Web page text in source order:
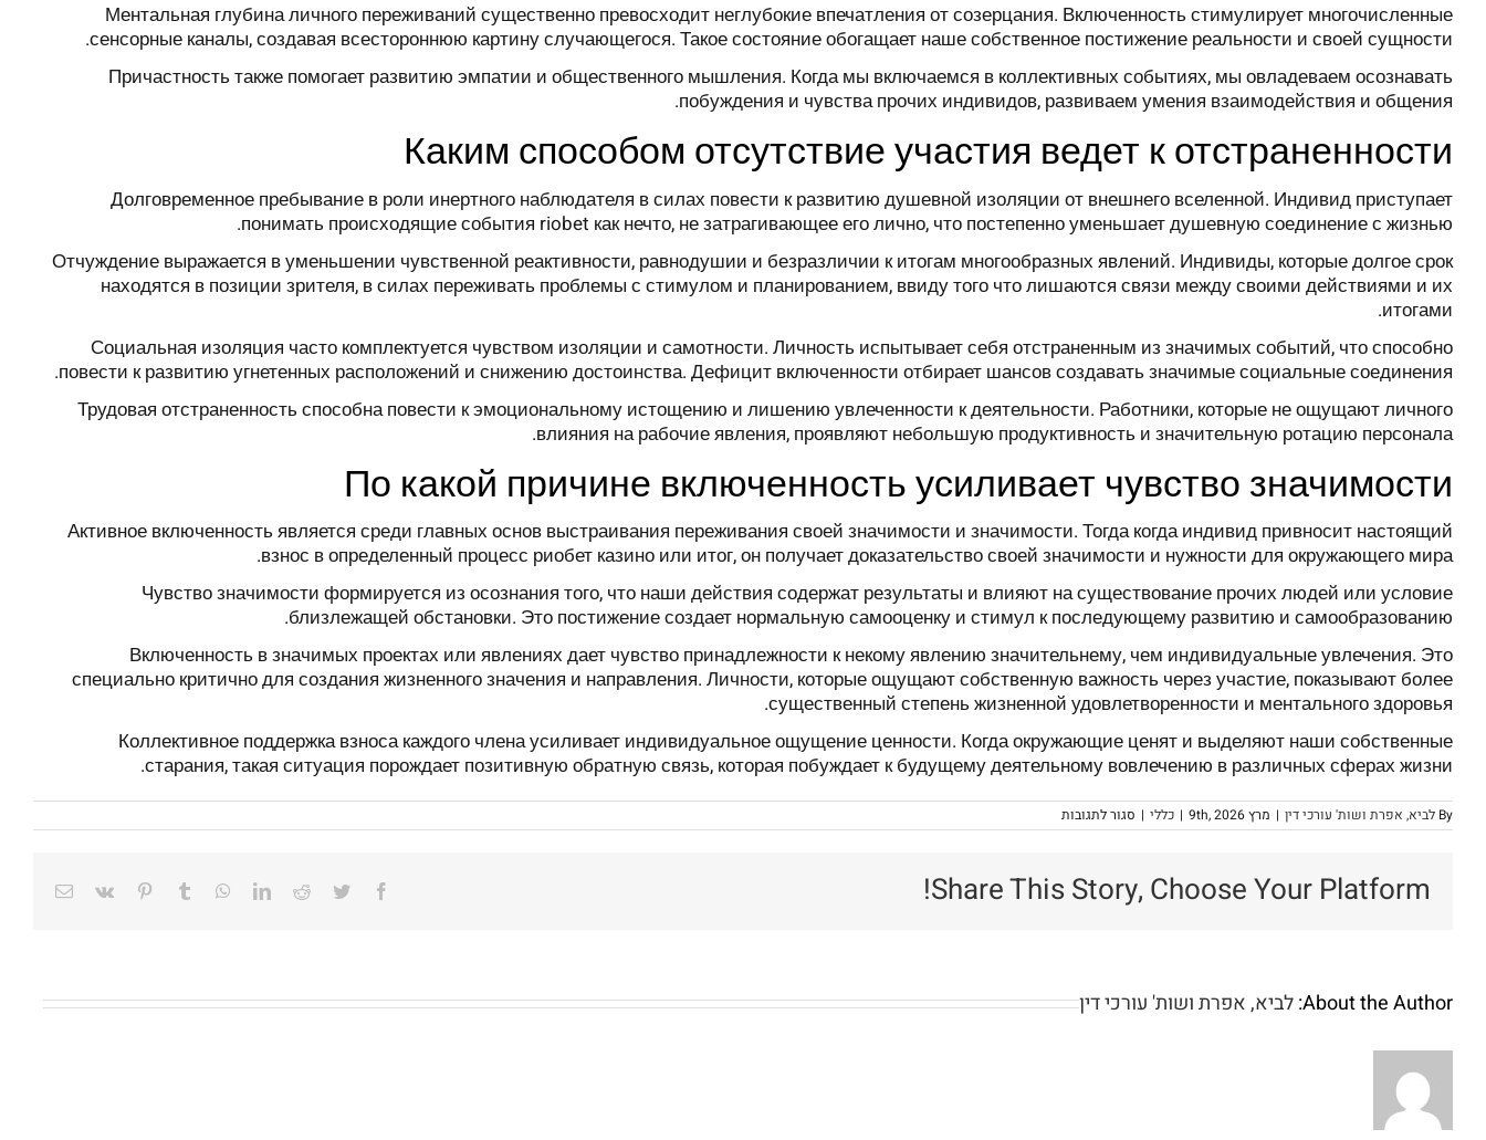
Ментальная глубина личного переживаний существенно превосходит неглубокие впечатления от созерцания. Включенность стимулирует многочисленные
сенсорные каналы, создавая всестороннюю картину случающегося. Такое состояние обогащает наше собственное постижение реальности и своей сущности.
Причастность также помогает развитию эмпатии и общественного мышления. Когда мы включаемся в коллективных событиях, мы овладеваем осознавать
побуждения и чувства прочих индивидов, развиваем умения взаимодействия и общения.
Каким способом отсутствие участия ведет к отстраненности
Долговременное пребывание в роли инертного наблюдателя в силах повести к развитию душевной изоляции от внешнего вселенной. Индивид приступает
понимать происходящие события riobet как нечто, не затрагивающее его лично, что постепенно уменьшает душевную соединение с жизнью.
Отчуждение выражается в уменьшении чувственной реактивности, равнодушии и безразличии к итогам многообразных явлений. Индивиды, которые долгое срок
находятся в позиции зрителя, в силах переживать проблемы с стимулом и планированием, ввиду того что лишаются связи между своими действиями и их
итогами.
Социальная изоляция часто комплектуется чувством изоляции и самотности. Личность испытывает себя отстраненным из значимых событий, что способно
повести к развитию угнетенных расположений и снижению достоинства. Дефицит включенности отбирает шансов создавать значимые социальные соединения.
Трудовая отстраненность способна повести к эмоциональному истощению и лишению увлеченности к деятельности. Работники, которые не ощущают личного
влияния на рабочие явления, проявляют небольшую продуктивность и значительную ротацию персонала.
По какой причине включенность усиливает чувство значимости
Активное включенность является среди главных основ выстраивания переживания своей значимости и значимости. Тогда когда индивид привносит настоящий
взнос в определенный процесс риобет казино или итог, он получает доказательство своей значимости и нужности для окружающего мира.
Чувство значимости формируется из осознания того, что наши действия содержат результаты и влияют на существование прочих людей или условие
близлежащей обстановки. Это постижение создает нормальную самооценку и стимул к последующему развитию и самообразованию.
Включенность в значимых проектах или явлениях дает чувство принадлежности к некому явлению значительнему, чем индивидуальные увлечения. Это
специально критично для создания жизненного значения и направления. Личности, которые ощущают собственную важность через участие, показывают более
существенный степень жизненной удовлетворенности и ментального здоровья.
Коллективное поддержка взноса каждого члена усиливает индивидуальное ощущение ценности. Когда окружающие ценят и выделяют наши собственные
старания, такая ситуация порождает позитивную обратную связь, которая побуждает к будущему деятельному вовлечению в различных сферах жизни.
By לביא, אפרת ושות' עורכי דין | מרץ 9th, 2026 | כללי | סגור לתגובותעל
Зачем
ощущать
личное
Share This Story, Choose Your Platform!
Facebook
Twitter
Reddit
LinkedIn
WhatsApp
Tumblr
Pinterest
Vk
Email
About the Author: לביא, אפרת ושות' עורכי דין